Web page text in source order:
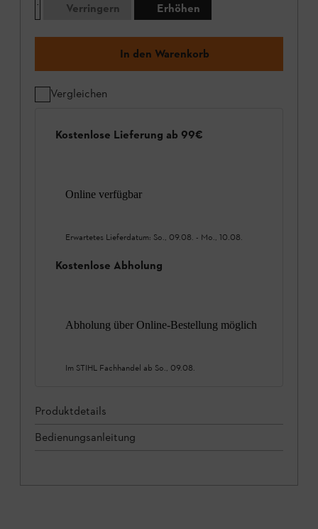
Verringern
Erhöhen
In den Warenkorb
Vergleichen
Kostenlose Lieferung ab 99€
Online verfügbar
Erwartetes Lieferdatum: So., 09.08. - Mo., 10.08.
Kostenlose Abholung
Abholung über Online-Bestellung möglich
Im STIHL Fachhandel ab So., 09.08.
Produktdetails
Bedienungsanleitung